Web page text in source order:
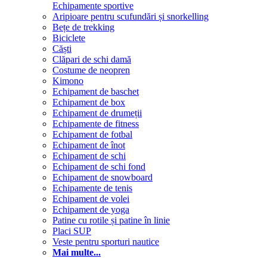
Echipamente sportive
Aripioare pentru scufundări și snorkelling
Bețe de trekking
Biciclete
Căști
Clăpari de schi damă
Costume de neopren
Kimono
Echipament de baschet
Echipament de box
Echipament de drumeții
Echipamente de fitness
Echipament de fotbal
Echipament de înot
Echipament de schi
Echipament de schi fond
Echipament de snowboard
Echipamente de tenis
Echipament de volei
Echipament de yoga
Patine cu rotile și patine în linie
Placi SUP
Veste pentru sporturi nautice
Mai multe...